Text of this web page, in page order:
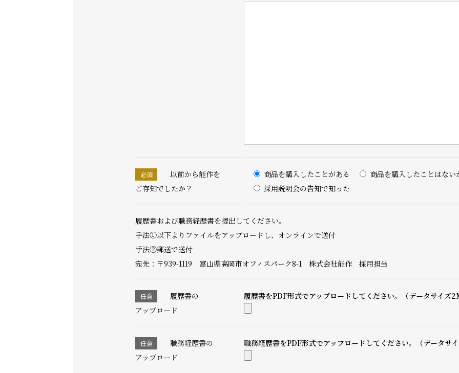
以前から能作を
ご存知でしたか？
商品を購入したことがある
商品を購入したことはない
採用説明会の告知で知った
履歴書および職務経歴書を提出してください。
手法①以下よりファイルをアップロードし、オンラインで送付
手法②郵送で送付
宛先：〒939-1119 富山県高岡市オフィスパーク8-1 株式会社能作 採用担当
履歴書の
アップロード
履歴書をPDF形式でアップロードしてください。（データサイズ
職務経歴書の
アップロード
職務経歴書をPDF形式でアップロードしてください。（データサ